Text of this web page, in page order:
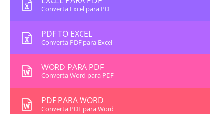
Converta Excel para PDF
PDF TO EXCEL
Converta PDF para Excel
WORD PARA PDF
Converta Word para PDF
PDF PARA WORD
Converta PDF para Word